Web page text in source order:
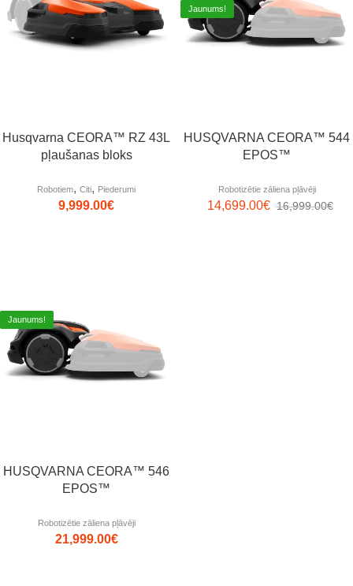
Husqvarna CEORA™ RZ 43L
pļaušanas bloks
Robotiem, Citi, Piederumi
9,999.00€
Jaunums!
HUSQVARNA CEORA™ 544
EPOS™
Robotizētie zāliena pļāvēji
16,999.00€
14,699.00€
Jaunums!
HUSQVARNA CEORA™ 546
EPOS™
Robotizētie zāliena pļāvēji
21,999.00€